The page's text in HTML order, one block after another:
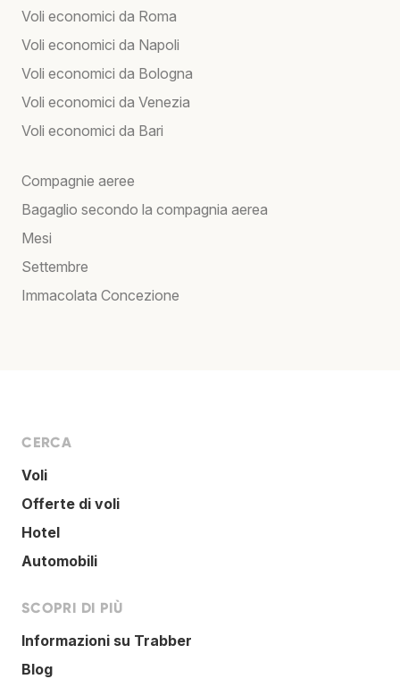
Voli economici da Roma
Voli economici da Napoli
Voli economici da Bologna
Voli economici da Venezia
Voli economici da Bari
Compagnie aeree
Bagaglio secondo la compagnia aerea
Mesi
Settembre
Immacolata Concezione
CERCA
Voli
Offerte di voli
Hotel
Automobili
SCOPRI DI PIÙ
Informazioni su Trabber
Blog